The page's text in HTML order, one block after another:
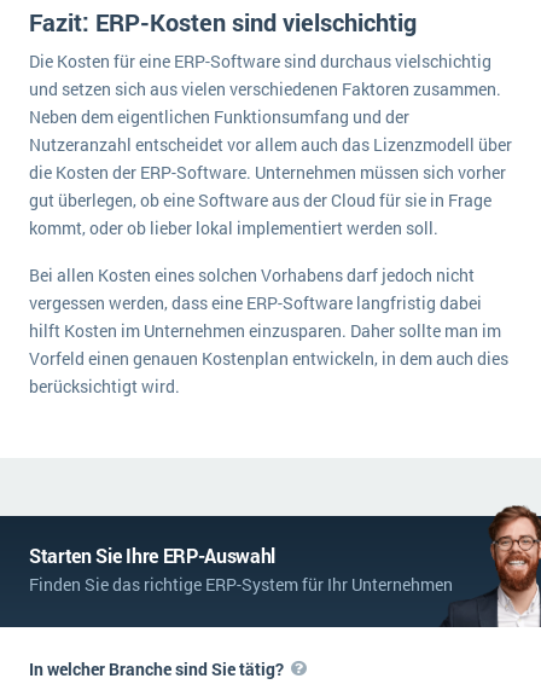
Fazit: ERP-Kosten sind vielschichtig
Die Kosten für eine ERP-Software sind durchaus vielschichtig
und setzen sich aus vielen verschiedenen Faktoren zusammen.
Neben dem eigentlichen Funktionsumfang und der
Nutzeranzahl entscheidet vor allem auch das Lizenzmodell über
die Kosten der ERP-Software. Unternehmen müssen sich vorher
gut überlegen, ob eine Software aus der Cloud für sie in Frage
kommt, oder ob lieber lokal implementiert werden soll.
Bei allen Kosten eines solchen Vorhabens darf jedoch nicht
vergessen werden, dass eine ERP-Software langfristig dabei
hilft Kosten im Unternehmen einzusparen. Daher sollte man im
Vorfeld einen genauen Kostenplan entwickeln, in dem auch dies
berücksichtigt wird.
Starten Sie Ihre ERP-Auswahl
Finden Sie das richtige ERP-System für Ihr Unternehmen
In welcher Branche sind Sie tätig?